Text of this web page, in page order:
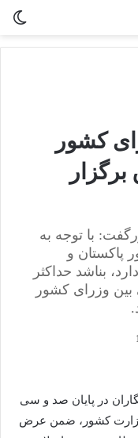
کشور
با توجه به
پاکستان و
بناشد حداکثر
وزرای کشور
در پایان صد و سی
کشور، ضمن عرض